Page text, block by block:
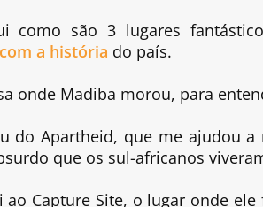
como são 3 lugares
a história do país.
onde Madiba morou, para
do Apartheid, que me ajudou
que os sul-africanos
ao Capture Site, o lugar onde